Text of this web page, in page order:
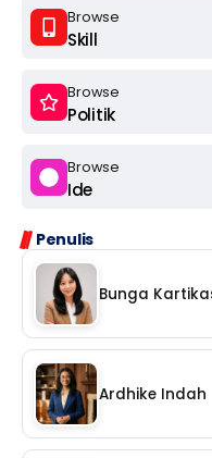
Browse
Skill
Browse
Politik
Browse
Ide
Penulis
Bunga
Ardhike Indah